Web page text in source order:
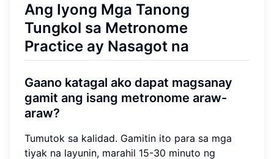
Ang Iyong Mga Tanong
Tungkol sa Metronome
Practice ay Nasagot na
Gaano katagal ako dapat magsanay
gamit ang isang metronome araw-
araw?
Tumutok sa kalidad. Gamitin ito para sa mga
tiyak na layunin, marahil 15-30 minuto ng